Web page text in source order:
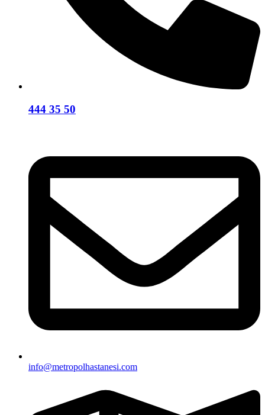
444 35 50
info@metropolhastanesi.com